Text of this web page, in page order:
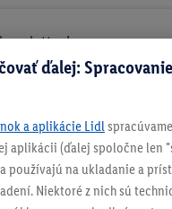
nové
Bezpečný nákup
ďalej:
a aplikácie Lidl
aplikácii (ďalej spoločne len
používajú na ukladanie a
Niektoré z nich sú